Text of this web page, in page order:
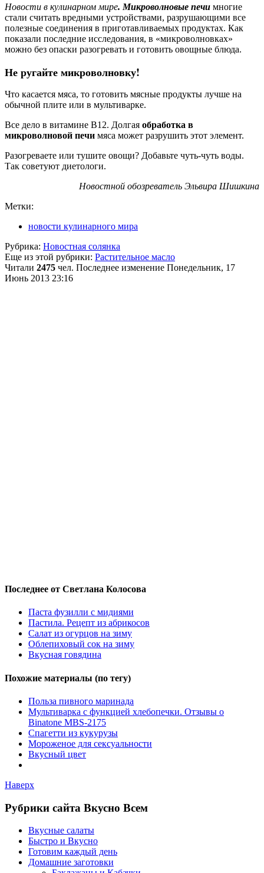
Новости в кулинарном мире. Микроволновые печи многие
стали считать вредными устройствами, разрушающими все
полезные соединения в приготавливаемых продуктах. Как
показали последние исследования, в «микроволновках»
можно без опаски разогревать и готовить овощные блюда.
Не ругайте микроволновку!
Что касается мяса, то готовить мясные продукты лучше на
обычной плите или в мультиварке.
Все дело в витамине В12. Долгая обработка в
микроволновой печи мяса может разрушить этот элемент.
Разогреваете или тушите овощи? Добавьте чуть-чуть воды.
Так советуют диетологи.
Новостной обозреватель Эльвира Шишкина
Метки:
новости кулинарного мира
Рубрика: Новостная солянка
Еще из этой рубрики: Растительное масло
Читали 2475 чел. Последнее изменение Понедельник, 17
Июнь 2013 23:16
Последнее от Светлана Колосова
Паста фузилли с мидиями
Пастила. Рецепт из абрикосов
Салат из огурцов на зиму
Облепиховый сок на зиму
Вкусная говядина
Похожие материалы (по тегу)
Польза пивного маринада
Мультиварка с функцией хлебопечки. Отзывы о
Binatone MBS-2175
Спагетти из кукурузы
Мороженое для сексуальности
Вкусный цвет
Наверх
Рубрики сайта Вкусно Всем
Вкусные салаты
Быстро и Вкусно
Готовим каждый день
Домашние заготовки